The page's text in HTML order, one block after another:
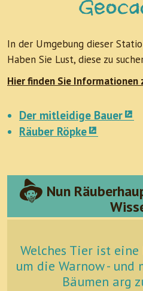
In der Umgebung dieser
Haben Sie Lust, diese zu
Hier finden Sie Informationen
Der mitleidige Bauer
Räuber Röpke
Nun
Welches Tier ist
um die Warnow - und
Bäumen arg